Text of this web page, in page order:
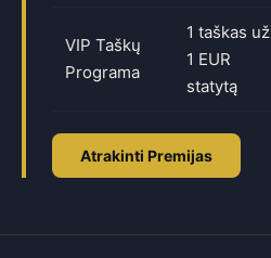
VIP Taškų
Programa
1 taškas už
1 EUR
statytą
Atrakinti Premijas